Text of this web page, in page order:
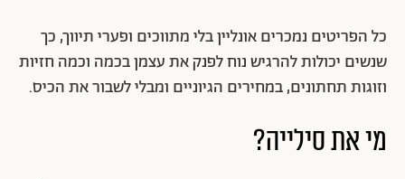
כל הפריטים נמכרים אונליין בלי מתווכים ופערי תיווך, כך
שנשים יכולות להרגיש נוח לפנק את עצמן בכמה וכמה חזיות
וזוגות תחתונים, במחירים הגיוניים ומבלי לשבור את הכיס.
מי את סילייה?